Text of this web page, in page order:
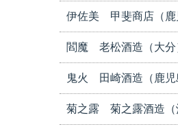
伊佐美 甲斐商店（鹿
閻魔 老松酒造（大分
鬼火 田崎酒造（鹿児
菊之露 菊之露酒造（